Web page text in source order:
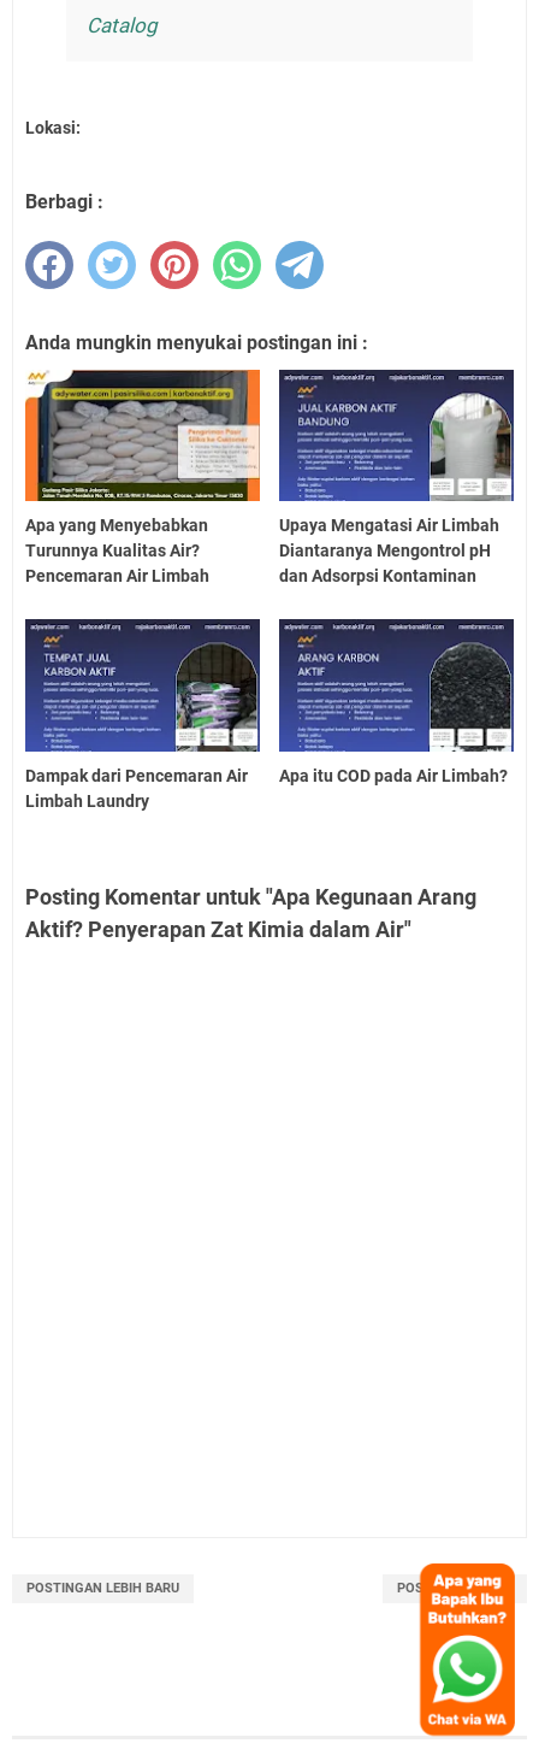
Catalog
Lokasi:
Berbagi :
Anda mungkin menyukai postingan ini :
Apa yang Menyebabkan
Turunnya Kualitas Air?
Pencemaran Air Limbah
Upaya Mengatasi Air Limbah
Diantaranya Mengontrol pH
dan Adsorpsi Kontaminan
Dampak dari Pencemaran Air
Limbah Laundry
Apa itu COD pada Air Limbah?
Posting Komentar untuk "Apa Kegunaan Arang
Aktif? Penyerapan Zat Kimia dalam Air"
POSTINGAN LEBIH BARU POSTINGAN LAMA